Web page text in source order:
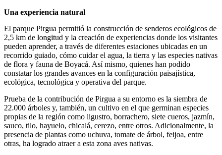
Una experiencia natural
El parque Pirgua permitió la construcción de senderos ecológicos de
2,5 km de longitud y la creación de experiencias donde los visitantes
pueden aprender, a través de diferentes estaciones ubicadas en un
recorrido guiado, cómo cuidar el agua, la tierra y las especies nativas
de flora y fauna de Boyacá. Así mismo, quienes han podido
constatar los grandes avances en la configuración paisajística,
ecológica, tecnológica y operativa del parque.
Prueba de la contribución de Pirgua a su entorno es la siembra de
22.000 árboles y, también, un cultivo en el que germinan especies
propias de la región como ligustro, borrachero, siete cueros, jazmín,
sauco, tilo, hayuelo, chicalá, cerezo, entre otros. Adicionalmente, la
presencia de plantas como uchuva, tomate de árbol, feijoa, entre
otras, ha logrado atraer a esta zona aves nativas.